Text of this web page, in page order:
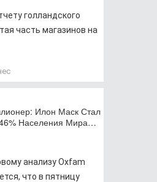
голландского
часть магазинов на
Илон Маск Стал
Населения Мира…
анализу Oxfam
что в пятницу